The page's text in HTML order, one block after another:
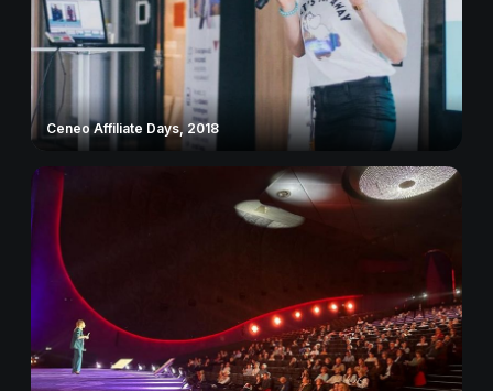
Ceneo Affiliate Days, 2018